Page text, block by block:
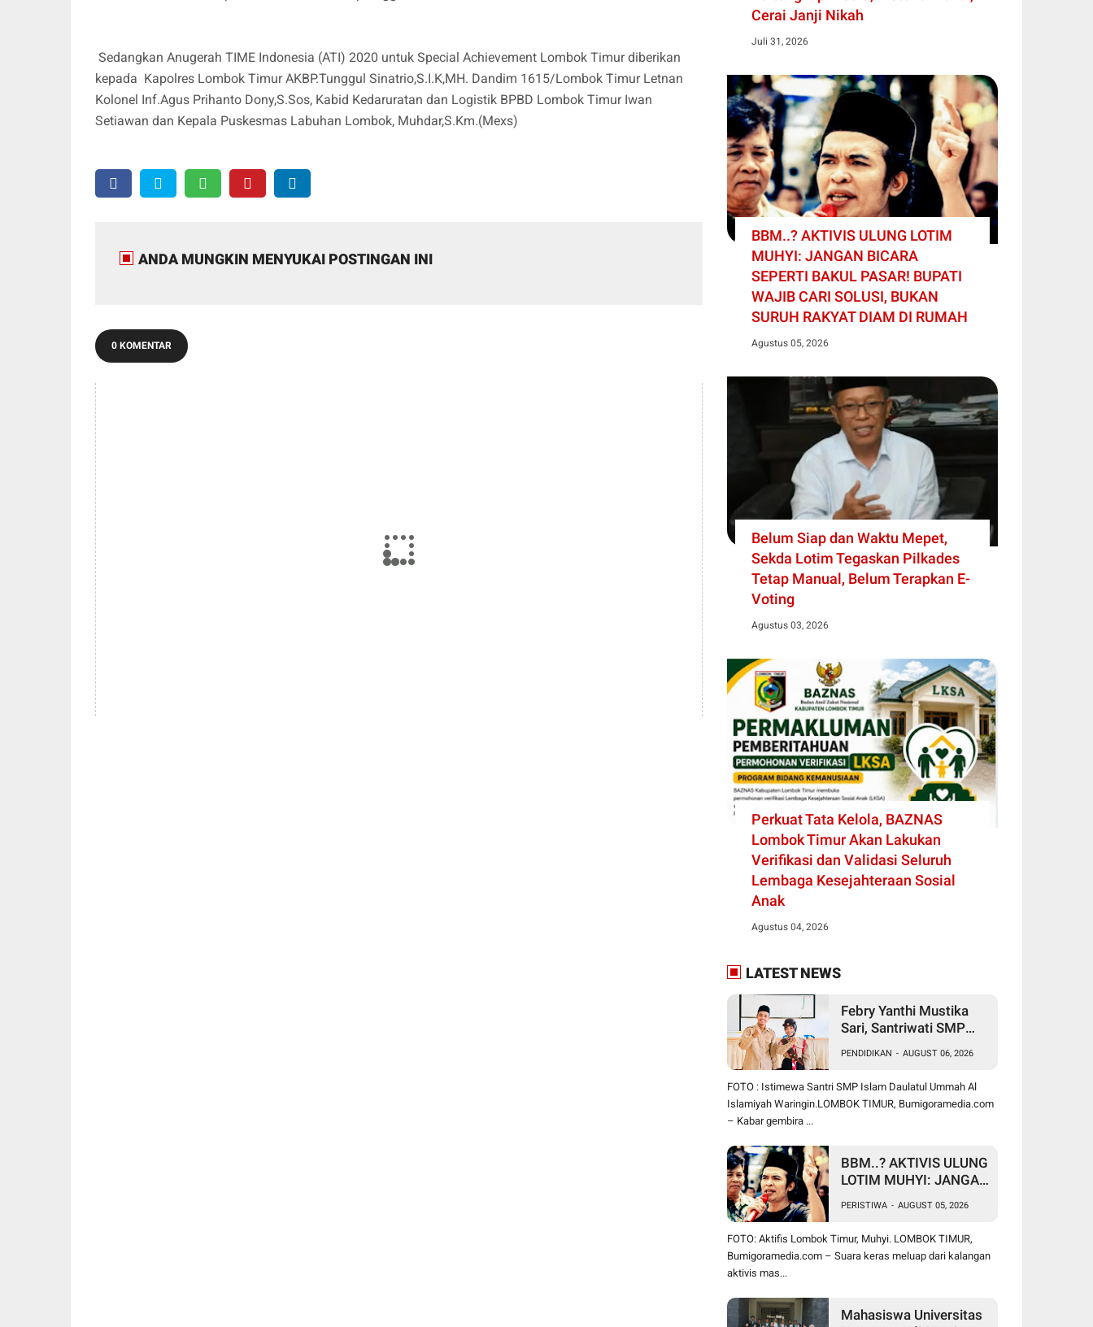
Sedangkan Anugerah TIME Indonesia (ATI) 2020 untuk Special Achievement Lombok Timur diberikan
kepada Kapolres Lombok Timur AKBP.Tunggul Sinatrio,S.I.K,MH. Dandim 1615/Lombok Timur Letnan
Kolonel Inf.Agus Prihanto Dony,S.Sos, Kabid Kedaruratan dan Logistik BPBD Lombok Timur Iwan
Setiawan dan Kepala Puskesmas Labuhan Lombok, Muhdar,S.Km.(Mexs)
ANDA MUNGKIN MENYUKAI POSTINGAN INI
0 KOMENTAR
Cerai Janji Nikah
Juli 31, 2026
BBM..? AKTIVIS ULUNG LOTIM
MUHYI: JANGAN BICARA
SEPERTI BAKUL PASAR! BUPATI
WAJIB CARI SOLUSI, BUKAN
SURUH RAKYAT DIAM DI RUMAH
Agustus 05, 2026
Belum Siap dan Waktu Mepet,
Sekda Lotim Tegaskan Pilkades
Tetap Manual, Belum Terapkan E-
Voting
Agustus 03, 2026
Perkuat Tata Kelola, BAZNAS
Lombok Timur Akan Lakukan
Verifikasi dan Validasi Seluruh
Lembaga Kesejahteraan Sosial
Anak
Agustus 04, 2026
LATEST NEWS
Febry Yanthi Mustika
Sari, Santriwati SMP
Waringin, Ukir Prestasi
Lolos Jambore
Nasional di Cibubur
PENDIDIKAN - AUGUST 06, 2026
FOTO : Istimewa Santri SMP Islam Daulatul Ummah Al
Islamiyah Waringin.LOMBOK TIMUR, Bumigoramedia.com
– Kabar gembira ...
BBM..? AKTIVIS ULUNG
LOTIM MUHYI: JANGAN
BAKUL PASAR! BUPATI
WAJIB CARI SOLUSI,
BUKAN SURUH RAKYAT
DIAM DI RUMAH
PERISTIWA - AUGUST 05, 2026
FOTO: Aktifis Lombok Timur, Muhyi. LOMBOK TIMUR,
Bumigoramedia.com – Suara keras meluap dari kalangan
aktivis mas...
Mahasiswa Universitas